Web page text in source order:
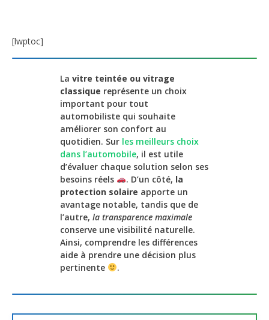
[lwptoc]
La vitre teintée ou vitrage
classique représente un choix
important pour tout
automobiliste qui souhaite
améliorer son confort au
quotidien. Sur les meilleurs choix
dans l’automobile, il est utile
d’évaluer chaque solution selon ses
besoins réels
. D’un côté, la
protection solaire apporte un
avantage notable, tandis que de
l’autre, la transparence maximale
conserve une visibilité naturelle.
Ainsi, comprendre les différences
aide à prendre une décision plus
pertinente
.